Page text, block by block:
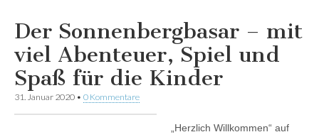
Der Sonnenbergbasar – mit
viel Abenteuer, Spiel und
Spaß für die Kinder
31. Januar 2020 • 0 Kommentare
„Herzlich Willkommen“ auf